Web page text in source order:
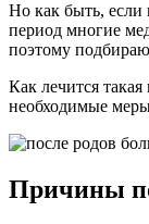
Но как быть, если
период многие
поэтому
Как лечится
необходимые
Причины